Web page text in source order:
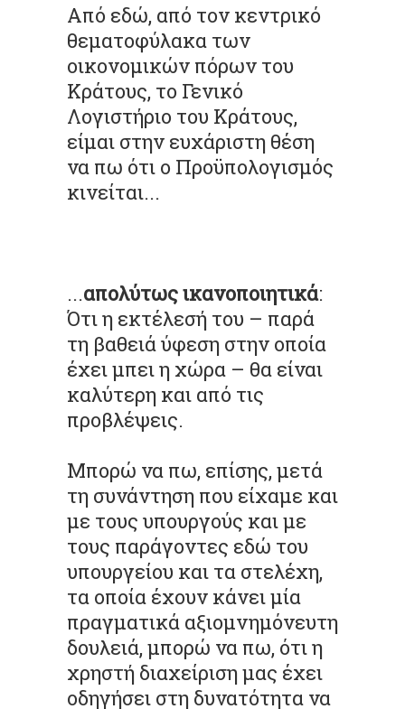
Από εδώ, από τον κεντρικό
θεματοφύλακα των
οικονομικών πόρων του
Κράτους, το Γενικό
Λογιστήριο του Κράτους,
είμαι στην ευχάριστη θέση
να πω ότι ο Προϋπολογισμός
κινείται...
...απολύτως ικανοποιητικά:
Ότι η εκτέλεσή του – παρά
τη βαθειά ύφεση στην οποία
έχει μπει η χώρα – θα είναι
καλύτερη και από τις
προβλέψεις.
Μπορώ να πω, επίσης, μετά
τη συνάντηση που είχαμε και
με τους υπουργούς και με
τους παράγοντες εδώ του
υπουργείου και τα στελέχη,
τα οποία έχουν κάνει μία
πραγματικά αξιομνημόνευτη
δουλειά, μπορώ να πω, ότι η
χρηστή διαχείριση μας έχει
οδηγήσει στη δυνατότητα να